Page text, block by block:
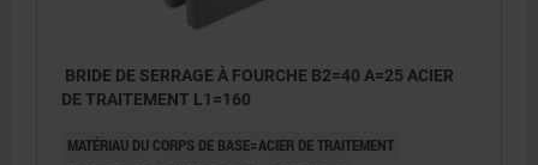
BRIDE DE SERRAGE À FOURCHE B2=40 A=25 ACIER
DE TRAITEMENT L1=160
MATÉRIAU DU CORPS DE BASE=ACIER DE TRAITEMENT